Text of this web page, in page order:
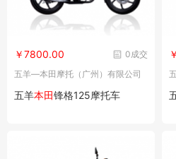
0成交
￥7800.00
五羊—本田摩托（广州）有限公司
五羊本田锋格125摩托车